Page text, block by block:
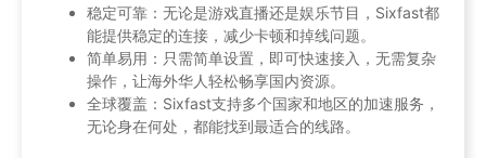
稳定可靠：无论是游戏直播还是娱乐节目，Sixfast都
能提供稳定的连接，减少卡顿和掉线问题。
简单易用：只需简单设置，即可快速接入，无需复杂
操作，让海外华人轻松畅享国内资源。
全球覆盖：Sixfast支持多个国家和地区的加速服务，
无论身在何处，都能找到最适合的线路。